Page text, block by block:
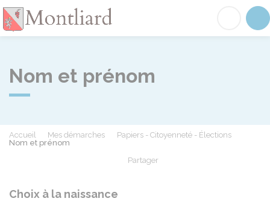
Nom et prénom
Accueil Mes démarches
Papiers - Citoyenneté - Élections
Nom et prénom
Partager
Choix à la naissance